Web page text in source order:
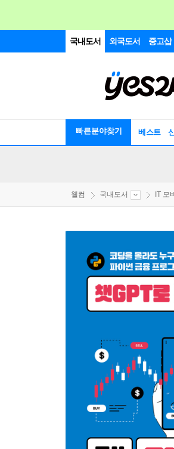
국내도서 외국도서 중고샵
빠른분야찾기 베스트
웰컴 국내도서 IT 모